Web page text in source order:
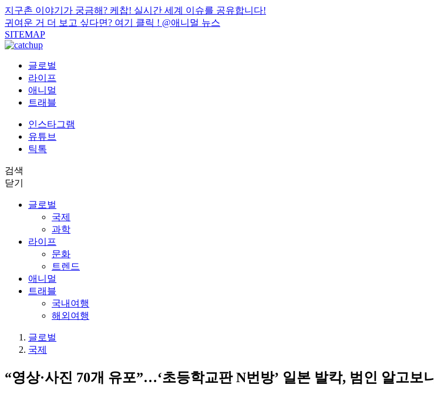
지구촌 이야기가 궁금해? 케찹! 실시간 세계 이슈를 공유합니다!
귀여운 거 더 보고 싶다면? 여기 클릭 ! @애니멀 뉴스
SITEMAP
글로벌
라이프
애니멀
트래블
인스타그램
유튜브
틱톡
검색
닫기
글로벌
국제
과학
라이프
문화
트렌드
애니멀
트래블
국내여행
해외여행
글로벌
국제
“영상·사진 70개 유포”…‘초등학교판 N번방’ 일본 발칵, 범인 알고보니